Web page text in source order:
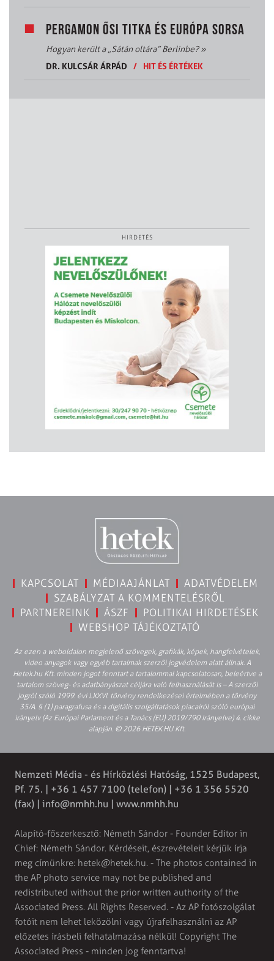
PERGAMON ŐSI TITKA ÉS EURÓPA SORSA
Hogyan került a „Sátán oltára” Berlinbe?»
DR. KULCSÁR ÁRPÁD
/ HIT ÉS ÉRTÉKEK
HIRDETÉS
KAPCSOLAT MÉDIAAJÁNLAT
ADATVÉDELEM
SZABÁLYZAT A KOMMENTELÉSRŐL
PARTNEREINK
ÁSZF
POLITIKAI HIRDETÉSEK
WEBSHOP TÁJÉKOZTATÓ
Az ezen a weboldalon megjelenő szövegek, grafikák, képek, hangfelvételek,
video anyagok vagy egyéb tartalmak szerzői jogvédelem alatt állnak. A
Hetek.hu Kft. minden jogot fenntart a tartalommal kapcsolatosan, beleértve a
tartalom szöveg- és adatbányászat céljára való felhasználását is – A szerzői
jogról szóló 1999. évi LXXVI. törvény rendelkezései értelmében a törvény
35/A. § (1) paragrafusa és a digitális szolgáltatások piacairól szóló európai
irányelv (Az Európai Parlament és a Tanács (EU) 2019/790 Irányelve) 4. cikke
alapján. © 2026 HETEK.HU Kft.
Nemzeti Média - és Hírközlési Hatóság, 1525 Budapest,
Pf. 75. | +36 1 457 7100 (telefon) | +36 1 356 5520
(fax) | info@nmhh.hu | www.nmhh.hu
Alapító-főszerkesztő: Németh Sándor - Founder Editor in
Chief: Németh Sándor. Kérdéseit, észrevételeit kérjük írja
meg címünkre: hetek@hetek.hu. - The photos contained in
the AP photo service may not be published and
redistributed without the prior written authority of the
Associated Press. All Rights Reserved. - Az AP fotószolgálat
fotóit nem lehet leközölni vagy újrafelhasználni az AP
előzetes írásbeli felhatalmazása nélkül! Copyright The
Associated Press - minden jog fenntartva!